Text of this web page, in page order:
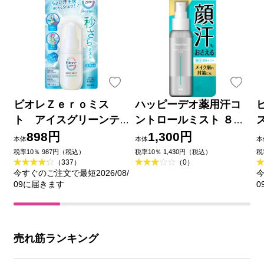
ビオレＺｅｒｏミス
ト アイスグリーンテ
ィーの香り ６０ｍＬ 花
王
本体898円
税率10％ 987円（税込）
（337）
今すぐのご注文で最短2026/08/
09に届きます
ハッピーデオ薬用汗コ
ントロールミスト ８０
ｍｌ マンダム (医薬部外
品)
本体1,300円
税率10％ 1,430円（税込）
（0）
本
税
売れ筋ランキング